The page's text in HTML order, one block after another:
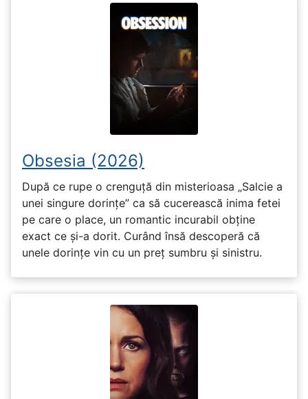
Obsesia (2026)
După ce rupe o crenguță din misterioasa „Salcie a
unei singure dorințe” ca să cucerească inima fetei
pe care o place, un romantic incurabil obține
exact ce și-a dorit. Curând însă descoperă că
unele dorințe vin cu un preț sumbru și sinistru.